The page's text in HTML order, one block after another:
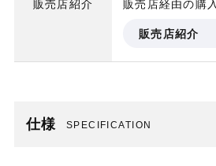
販売店紹介 販売店経由の購
販売店紹介
仕様 SPECIFICATION